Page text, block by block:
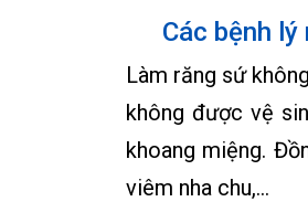
Các bệnh lý
Làm răng sứ
không được vệ
khoang miệng.
viêm nha chu,…